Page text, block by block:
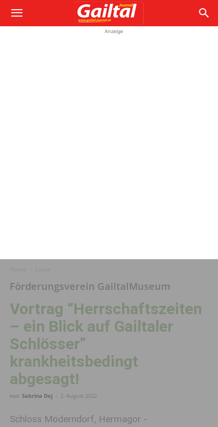
Anzeige
Förderungsverein GailtalMuseum
Vortrag “Herrschaftszeiten
– ein Blick auf Gailtaler
Schlösser”
krankheitsbedingt
abgesagt!
von Sabrina Dej - 2. August 2022
Schloss Möderndorf, Hermagor -